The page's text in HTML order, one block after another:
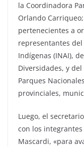
la Coordinadora
Orlando
pertenecientes a
representantes
Indígenas (INAI),
Diversidades, y
Parques
provinciales,
Luego, el
con los integrantes
Mascardi, «para